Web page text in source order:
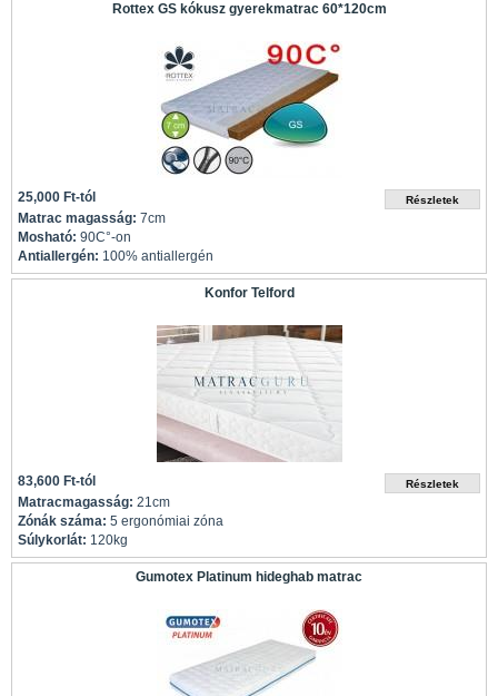
Rottex GS kókusz gyerekmatrac 60*120cm
25,000 Ft-tól
Matrac magasság: 7cm
Mosható: 90C°-on
Antiallergén: 100% antiallergén
Konfor Telford
83,600 Ft-tól
Matracmagasság: 21cm
Zónák száma: 5 ergonómiai zóna
Súlykorlát: 120kg
Gumotex Platinum hideghab matrac